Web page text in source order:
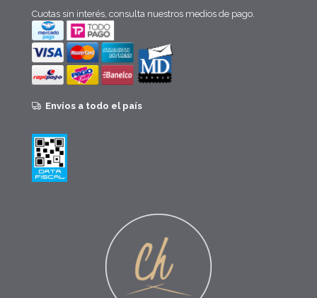
Cuotas sin interés, consulta nuestros medios de pago.
Envíos a todo el país